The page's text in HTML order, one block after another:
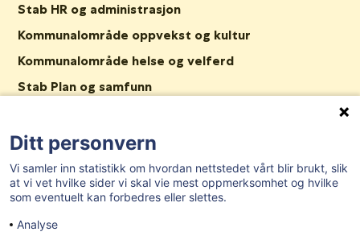
Stab HR og administrasjon
Kommunalområde oppvekst og kultur
Kommunalområde helse og velferd
Stab Plan og samfunn
Ledige stillinger
Tilgjengelighetserklæring
AKTUELT
Ditt personvern
Vi samler inn statistikk om hvordan nettstedet vårt blir brukt, slik
at vi vet hvilke sider vi skal vie mest oppmerksomhet og hvilke
som eventuelt kan forbedres eller slettes.
Analyse